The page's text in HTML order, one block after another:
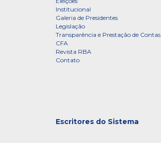
Institucional
Galeria de Presidentes
Legislação
Transparência e Prestação de Contas
CFA
Revista RBA
Contato
Escritores do Sistema